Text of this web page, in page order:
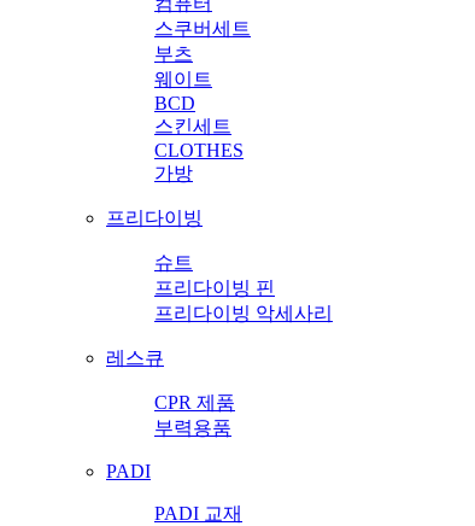
스쿠버세트
부츠
웨이트
BCD
스킨세트
CLOTHES
가방
프리다이빙
슈트
프리다이빙 핀
프리다이빙 악세사리
레스큐
CPR 제품
부력용품
PADI
PADI 교재